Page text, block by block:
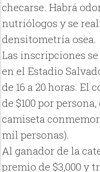
checarse. Habrá
nutriólogos y se
densitometría osea.
Las inscripciones se
en el Estadio
de 16 a 20 horas. El
de $100 por
camiseta
mil personas).
Al ganador de la
premio de $3,000 y